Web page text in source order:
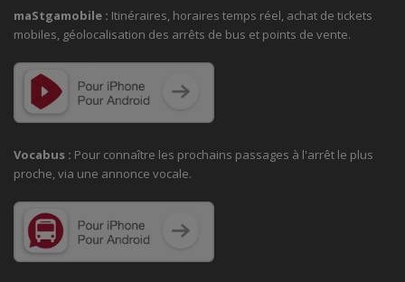
maStgamobile : Itinéraires, horaires temps réel, achat de tickets
mobiles, géolocalisation des arrêts de bus et points de vente.
Vocabus : Pour connaître les prochains passages à l'arrêt le plus
proche, via une annonce vocale.